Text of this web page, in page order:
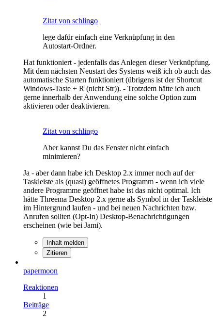
Zitat von schlingo
lege dafür einfach eine Verknüpfung in den
Autostart-Ordner.
Hat funktioniert - jedenfalls das Anlegen dieser Verknüpfung.
Mit dem nächsten Neustart des Systems weiß ich ob auch das
automatische Starten funktioniert (übrigens ist der Shortcut
Windows-Taste + R (nicht Str)). - Trotzdem hätte ich auch
gerne innerhalb der Anwendung eine solche Option zum
aktivieren oder deaktivieren.
Zitat von schlingo
Aber kannst Du das Fenster nicht einfach
minimieren?
Ja - aber dann habe ich Desktop 2.x immer noch auf der
Taskleiste als (quasi) geöffnetes Programm - wenn ich viele
andere Programme geöffnet habe ist das nicht optimal. Ich
hätte Threema Desktop 2.x gerne als Symbol in der Taskleiste
im Hintergrund laufen - und bei neuen Nachrichten bzw.
Anrufen sollten (Opt-In) Desktop-Benachrichtigungen
erscheinen (wie bei Jami).
Inhalt melden
Zitieren
papermoon
Reaktionen
1
Beiträge
2